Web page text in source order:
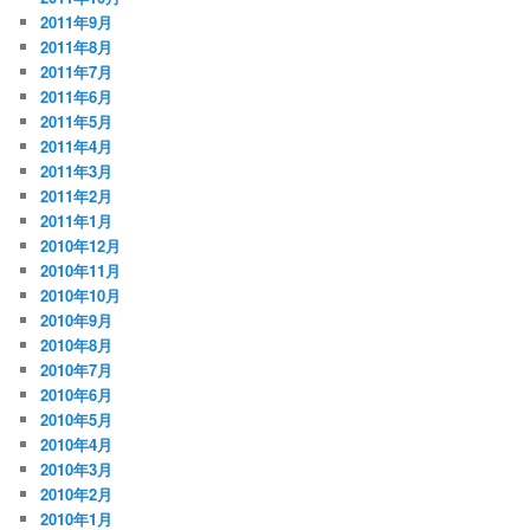
2011年9月
2011年8月
2011年7月
2011年6月
2011年5月
2011年4月
2011年3月
2011年2月
2011年1月
2010年12月
2010年11月
2010年10月
2010年9月
2010年8月
2010年7月
2010年6月
2010年5月
2010年4月
2010年3月
2010年2月
2010年1月